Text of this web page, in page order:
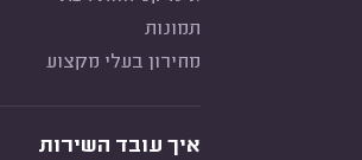
תמונות
מחירון בעלי מקצוע
איך עובד השירות